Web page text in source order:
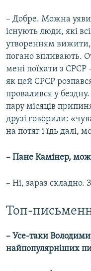
– Добре. Можна
існують люди, які
утворенням вижити,
погано впливають.
мені поїхати з СРСР
як цей СРСР
провалився у
пару місяців
друзі говорили:
на потяг і їдь далі,
– Пане Камінер,
– Ні, зараз складно.
Топ-
– Усе-таки
найпопулярніших